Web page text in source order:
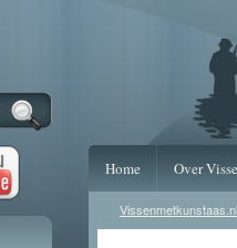
Home Over
Vissenmetkunstaas.nl